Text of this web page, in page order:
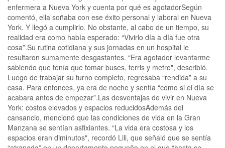
enfermera a Nueva York y cuenta por qué es agotadorSegún
comentó, ella soñaba con ese éxito personal y laboral en Nueva
York. Y llegó a cumplirlo. No obstante, al cabo de un tiempo, su
realidad era como había esperado: “Vivirlo día a día fue otra
cosa”.Su rutina cotidiana y sus jornadas en un hospital le
resultaron sumamente desgastantes. “Era agotador levantarme
sabiendo que tenía que tomar buses, ferris y metro", describió.
Luego de trabajar su turno completo, regresaba “rendida” a su
casa. Para entonces, ya era de noche y sentía “como si el día se
acabara antes de empezar”.Las desventajas de vivir en Nueva
York: costos elevados y espacios reducidosAdemás del
cansancio, mencionó que las condiciones de vida en la Gran
Manzana se sentían asfixiantes. “La vida era costosa y los
espacios eran diminutos", recordó Lili, que señaló que se sentía